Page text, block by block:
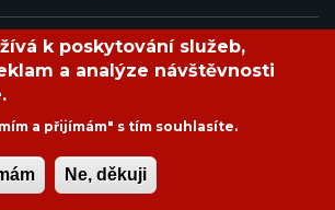
Redakce
© 2020 Muzikus s.r.o.
k poskytování služeb,
a analýze návštěvnosti
a přijímám" s tím souhlasíte.
Ne, děkuji